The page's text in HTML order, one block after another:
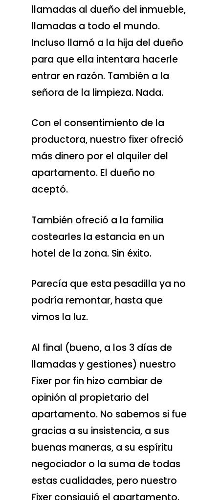
llamadas al dueño del inmueble,
llamadas a todo el mundo.
Incluso llamó a la hija del dueño
para que ella intentara hacerle
entrar en razón. También a la
señora de la limpieza. Nada.
Con el consentimiento de la
productora, nuestro fixer ofreció
más dinero por el alquiler del
apartamento. El dueño no
aceptó.
También ofreció a la familia
costearles la estancia en un
hotel de la zona. Sin éxito.
Parecía que esta pesadilla ya no
podría remontar, hasta que
vimos la luz.
Al final (bueno, a los 3 días de
llamadas y gestiones) nuestro
Fixer por fin hizo cambiar de
opinión al propietario del
apartamento. No sabemos si fue
gracias a su insistencia, a sus
buenas maneras, a su espíritu
negociador o la suma de todas
estas cualidades, pero nuestro
Fixer consiguió el apartamento.